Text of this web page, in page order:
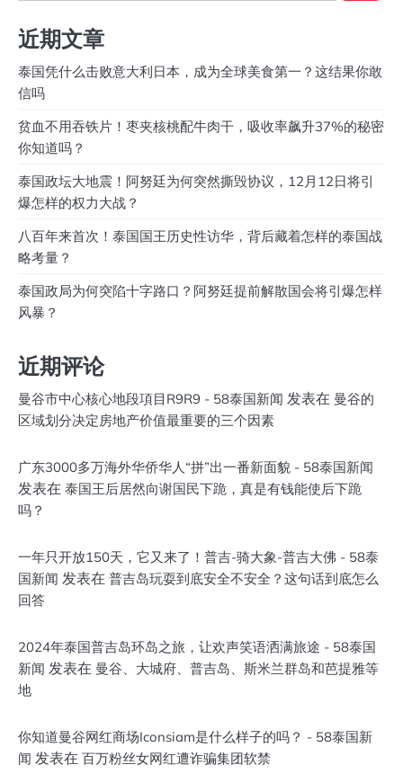
近期文章
泰国凭什么击败意大利日本，成为全球美食第一？这结果你敢
信吗
贫血不用吞铁片！枣夹核桃配牛肉干，吸收率飙升37%的秘密
你知道吗？
泰国政坛大地震！阿努廷为何突然撕毁协议，12月12日将引
爆怎样的权力大战？
八百年来首次！泰国国王历史性访华，背后藏着怎样的泰国战
略考量？
泰国政局为何突陷十字路口？阿努廷提前解散国会将引爆怎样
风暴？
近期评论
曼谷市中心核心地段項目R9R9 - 58泰国新闻 发表在 曼谷的
区域划分决定房地产价值最重要的三个因素
广东3000多万海外华侨华人“拼”出一番新面貌 - 58泰国新闻
发表在 泰国王后居然向谢国民下跪，真是有钱能使后下跪
吗？
一年只开放150天，它又来了！普吉-骑大象-普吉大佛 - 58泰
国新闻 发表在 普吉岛玩耍到底安全不安全？这句话到底怎么
回答
2024年泰国普吉岛环岛之旅，让欢声笑语洒满旅途 - 58泰国
新闻 发表在 曼谷、大城府、普吉岛、斯米兰群岛和芭提雅等
地
你知道曼谷网红商场Iconsiam是什么样子的吗？ - 58泰国新
闻 发表在 百万粉丝女网红遭诈骗集团软禁